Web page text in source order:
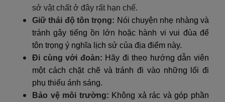
sở vật chất ở đây rất hạn chế.
Giữ thái độ tôn trọng: Nói chuyện nhẹ nhàng và
tránh gây tiếng ồn lớn hoặc hành vi vui đùa để
tôn trọng ý nghĩa lịch sử của địa điểm này.
Đi cùng với đoàn: Hãy đi theo hướng dẫn viên
một cách chặt chẽ và tránh đi vào những lối đi
phụ thiếu ánh sáng.
Bảo vệ môi trường: Không xả rác và góp phần